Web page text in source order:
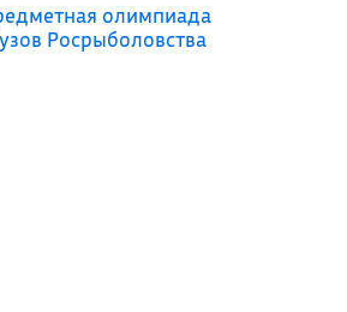
олимпиада
Росрыболовства